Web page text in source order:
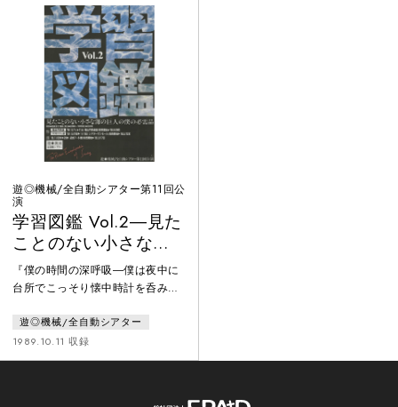
遊◎機械/全自動シアター第11回公
演
学習図鑑 Vol.2―見た
ことのない小さな海
の巨人の僕の必需品
―
『僕の時間の深呼吸―僕は夜中に
台所でこっそり懐中時計を呑みこ
動シアター」の人気作。1987年に
初演された作品の再演である。高
泉淳子演じるロイド眼鏡、蝶ネク
遊◎機械/全自動シアター
1989.10.11 収録